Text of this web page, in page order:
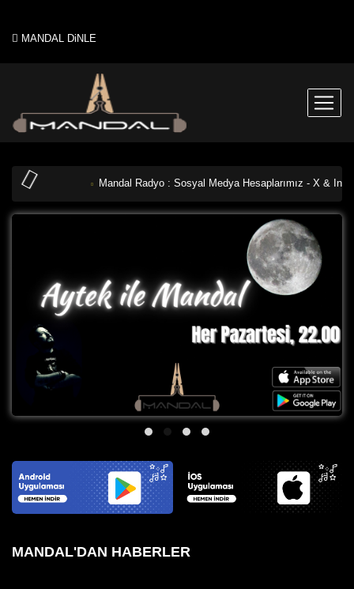
MANDAL DiNLE
Mandal Radyo : Sosyal Medya Hesaplarımız - X &
MANDAL'DAN HABERLER